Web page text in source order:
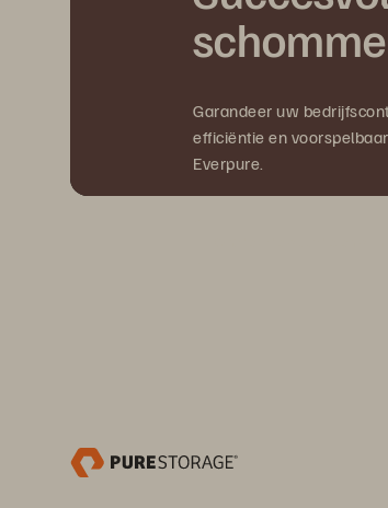
Garandeer uw
efficiëntie en
Everpure.